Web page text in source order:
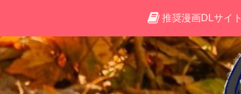
推奨漫画DLサイト